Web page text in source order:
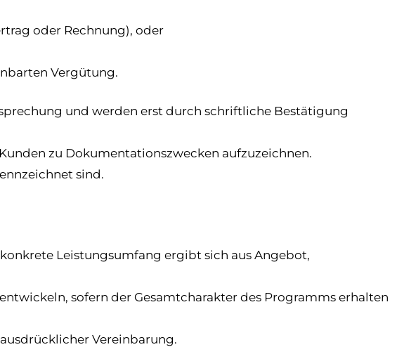
oder Rechnung), oder
Vergütung.
und werden erst durch schriftliche Bestätigung
zu Dokumentationszwecken aufzuzeichnen.
sind.
Leistungsumfang ergibt sich aus Angebot,
sofern der Gesamtcharakter des Programms erhalten
Vereinbarung.